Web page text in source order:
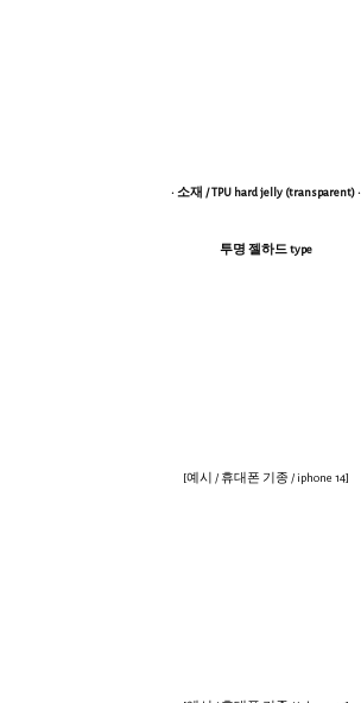
· 소재 / TPU hard jelly (transparent) ·
투명 젤하드 type
[예시 / 휴대폰 기종 / iphone 14]